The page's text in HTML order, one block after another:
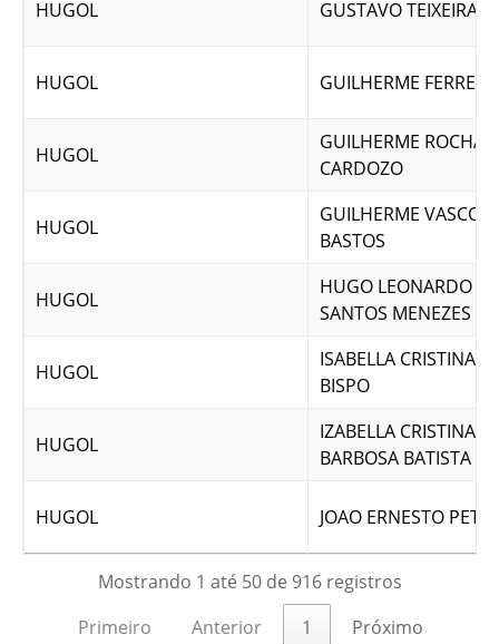
HUGOL GUSTAVO TEIXEIRA
HUGOL GUILHERME
HUGOL
GUILHERME ROCHA
CARDOZO
HUGOL
GUILHERME
BASTOS
HUGOL
HUGO LEONARDO
SANTOS MENEZES
HUGOL
ISABELLA CRISTINA
BISPO
HUGOL
IZABELLA CRISTINA
BARBOSA BATISTA
HUGOL JOAO ERNESTO
Mostrando 1 até 50 de 916 registros
Primeiro
Anterior 1
Próximo